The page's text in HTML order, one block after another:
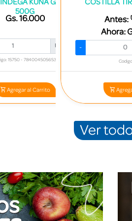
KUÑA GUAPA
500G
Gs. 16.000
Und.
15750 - 7840045056531
Agregar al Carrito
COSTILLA
Antes:
Ahora:
-
Ver